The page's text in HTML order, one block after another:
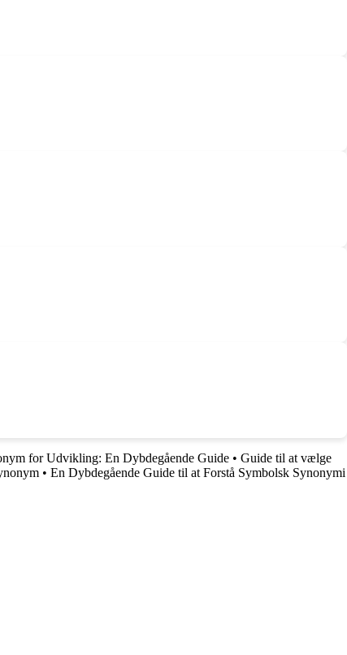
for Udvikling: En Dybdegående Guide • Guide til at vælge
• En Dybdegående Guide til at Forstå Symbolsk Synonymi